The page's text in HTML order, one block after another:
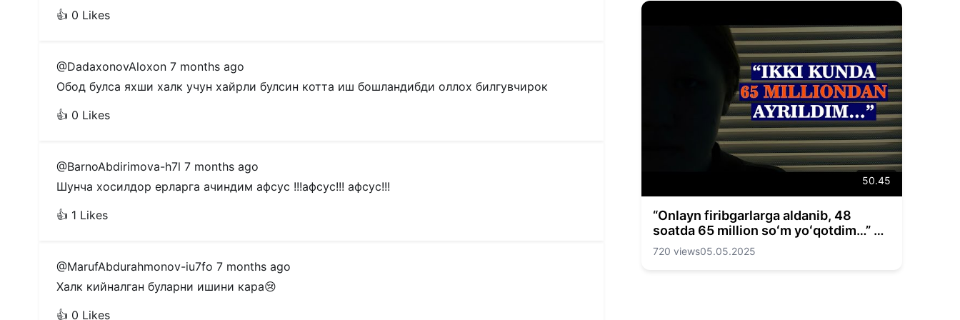
👍 0 Likes
@DadaxonovAloxon 7 months ago
Обод булса яхши халк учун хайрли булсин котта иш бошландибди оллох билгувчирок
👍 0 Likes
@BarnoAbdirimova-h7l 7 months ago
Шунча хосилдор ерларга ачиндим афсус !!!афсус!!! афсус!!!
👍 1 Likes
@MarufAbdurahmonov-iu7fo 7 months ago
Халк кийналган буларни ишини кара😢
👍 0 Likes
50.45
“Onlayn firibgarlarga aldanib, 48
soatda 65 million soʻm yoʻqotdim…” —
Yuz podkast
720 views05.05.2025